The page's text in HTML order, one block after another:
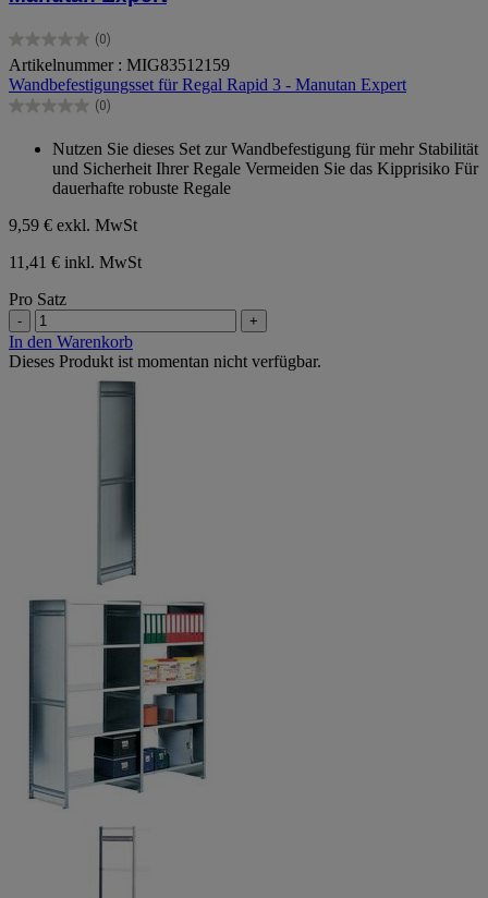
(0)
0.0
von
5
Sternen.
Artikelnummer : MIG83512159
Wandbefestigungsset für Regal Rapid 3 - Manutan Expert
(0)
0.0
Sternen.
Nutzen Sie dieses Set zur Wandbefestigung für mehr Stabilität
und Sicherheit Ihrer Regale Vermeiden Sie das Kipprisiko Für
dauerhafte robuste Regale
9,59 € exkl. MwSt
11,41 € inkl. MwSt
Pro Satz
- +
In den Warenkorb
Dieses Produkt ist momentan nicht verfügbar.